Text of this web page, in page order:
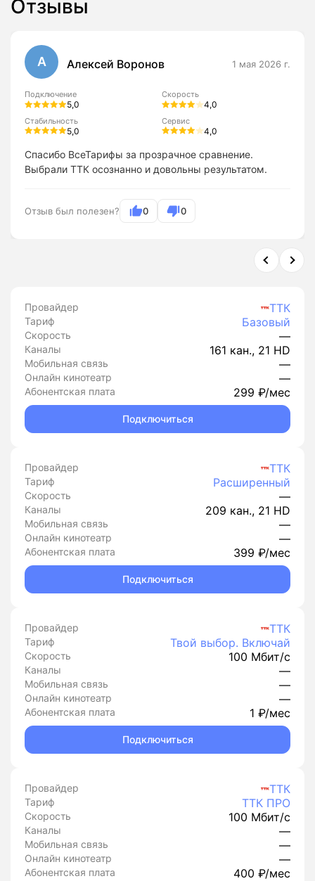
Отзывы
А Алексей Воронов 1 мая 2026 г.
Подключение
5,0
Скорость
4,0
Стабильность
5,0
Сервис
4,0
Спасибо ВсеТарифы за прозрачное сравнение.
Выбрали ТТК осознанно и довольны результатом.
Отзыв был полезен? 0 0
Провайдер ТТК
Тариф Базовый
Скорость —
Каналы 161 кан., 21 HD
Мобильная связь —
Онлайн кинотеатр —
Абонентская плата 299 ₽/мес
Подключиться
Провайдер ТТК
Тариф Расширенный
Скорость —
Каналы 209 кан., 21 HD
Мобильная связь —
Онлайн кинотеатр —
Абонентская плата 399 ₽/мес
Подключиться
Провайдер ТТК
Тариф Твой выбор. Включай
Скорость 100 Мбит/с
Каналы —
Мобильная связь —
Онлайн кинотеатр —
Абонентская плата 1 ₽/мес
Подключиться
Провайдер ТТК
Тариф ТТК ПРО
Скорость 100 Мбит/с
Каналы —
Мобильная связь —
Онлайн кинотеатр —
Абонентская плата 400 ₽/мес